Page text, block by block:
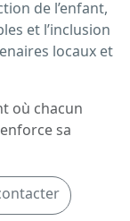
de l’enfant,
et l’inclusion
locaux et
où chacun
sa